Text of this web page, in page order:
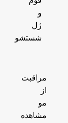
و
ژل
شستشو
مراقبت
از
مو
مشاهده